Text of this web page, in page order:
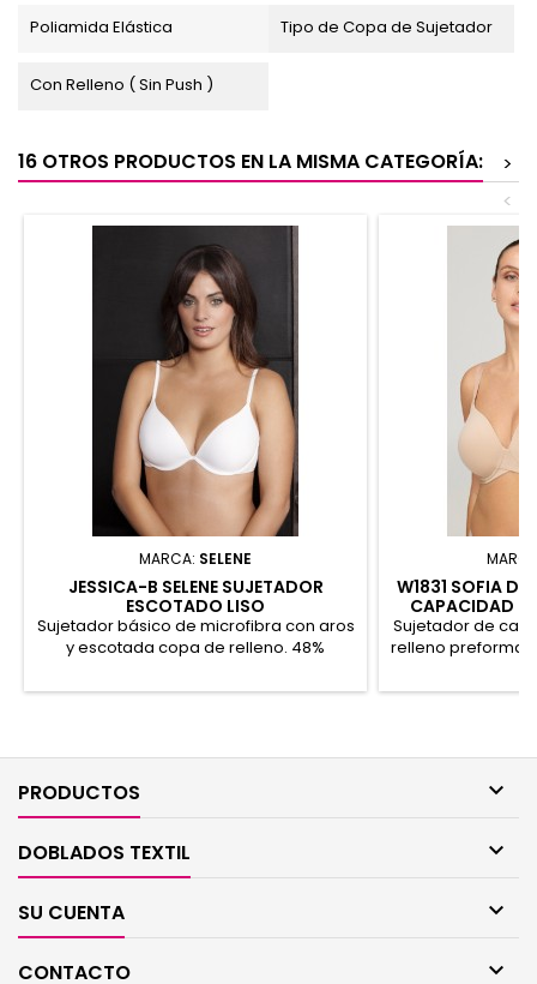
Poliamida Elástica Tipo de Copa de Sujetador
Con Relleno ( Sin Push )
16 OTROS PRODUCTOS EN LA MISMA CATEGORÍA:
>
<
MARCA: SELENE
JESSICA-B SELENE SUJETADOR
ESCOTADO LISO
Sujetador básico de microfibra con aros
y escotada copa de relleno. 48%
W1831 SOFIA D
CAPACIDAD
Sujetador de
relleno
y estilizar la
tirantes.
PRODUCTOS 
DOBLADOS TEXTIL 
SU CUENTA 
CONTACTO 